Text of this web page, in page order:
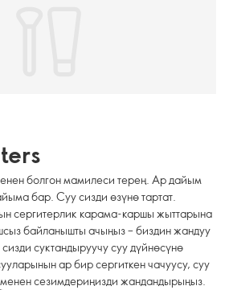
болгон мамилеси терең. Ар дайым
бар. Суу сизди өзүнө тартат.
сергитерлик карама-каршы жыттарына
байланышты ачыңыз – биздин жандуу
суктандыруучу суу дүйнөсүнө
ар бир сергиткен чачуусу, суу
сезимдериңизди жандандырыңыз.